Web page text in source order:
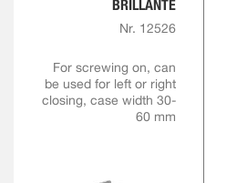
BRILLANTE
Nr. 12526
For screwing on, can
be used for left or right
closing, case width 30-
60 mm